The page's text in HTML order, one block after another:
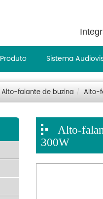
Produto Sistema
Alto-falante de buzina Alto-
Alto-
300W